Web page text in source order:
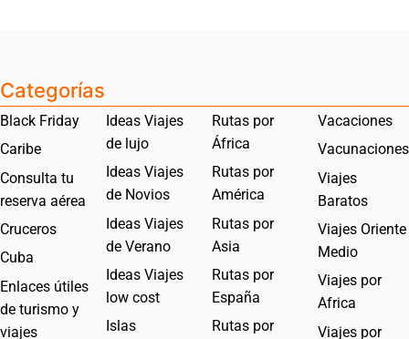
Categorías
Black Friday
Caribe
Consulta tu
reserva aérea
Cruceros
Cuba
Enlaces útiles
de turismo y
viajes
Ideas Viajes
de lujo
Ideas Viajes
de Novios
Ideas Viajes
de Verano
Ideas Viajes
low cost
Islas
Rutas por
África
Rutas por
América
Rutas por
Asia
Rutas por
España
Rutas por
Vacaciones
Vacunaciones
Viajes
Baratos
Viajes Oriente
Medio
Viajes por
Africa
Viajes por